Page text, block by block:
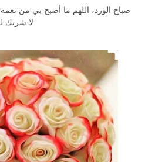
صباح الورد، اللهم ما أصبح بي من
لا شريك